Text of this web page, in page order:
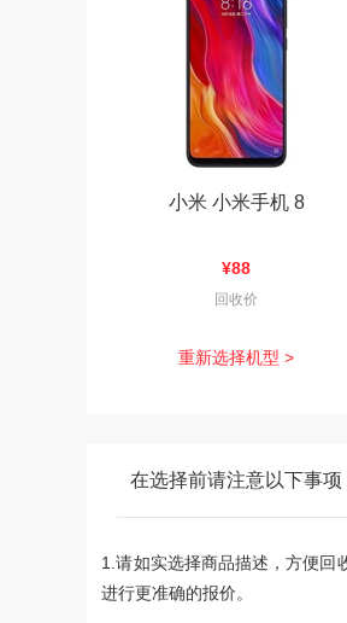
小米 小米手机 8
¥88
回收价
重新选择机型 >
在选择前请注意以下事项
1.请如实选择商品描述，方便回
进行更准确的报价。